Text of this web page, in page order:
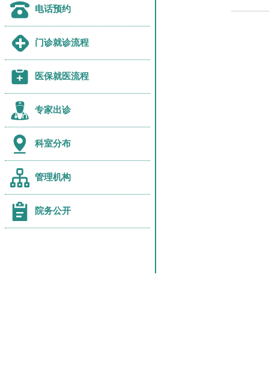
电话预约
门诊就诊流程
医保就医流程
专家出诊
科室分布
管理机构
院务公开